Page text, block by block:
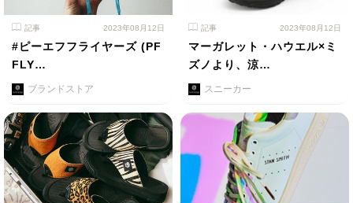
記事 2023年08月12日
#ピーエフフライヤーズ (PF
FLY…
ブランドストア
記事 2023年08月12日
マーガレット・ハウエル×ミ
ズノより、涼…
スニーカー